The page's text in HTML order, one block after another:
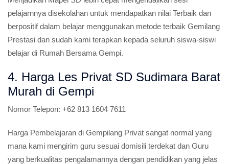
pelajarnnya disekolahan untuk mendapatkan nilai Terbaik dan
berpositif dalam belajar menggunakan metode terbaik Gemilang
Prestasi dan sudah kami terapkan kepada seluruh siswa-siswi
belajar di Rumah Bersama Gempi.
4. Harga Les Privat SD Sudimara Barat
Murah di Gempi
Nomor Telepon: +62 813 1604 7611
Harga Pembelajaran di Gempilang Privat sangat normal yang
mana kami mengirim guru sesuai domisili terdekat dan Guru
yang berkualitas pengalamannya dengan pendidikan yang jelas